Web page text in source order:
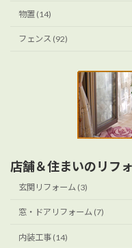
物置 (14)
フェンス (92)
店舗＆住まいのリフ
玄関リフォーム (3)
窓・ドアリフォーム (7)
内装工事 (14)